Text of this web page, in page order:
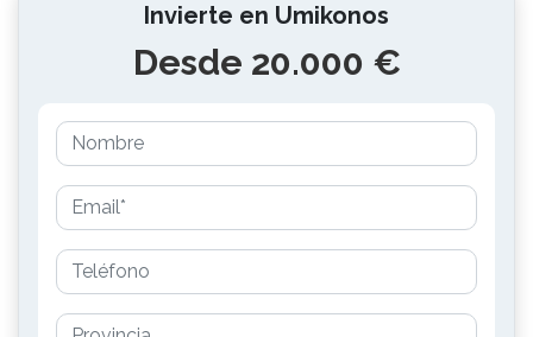
Invierte en Umikonos
Desde 20.000 €